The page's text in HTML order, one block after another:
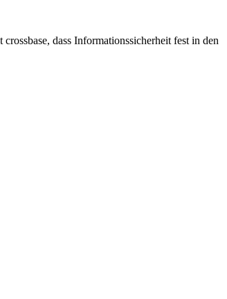
dass Informationssicherheit fest in den